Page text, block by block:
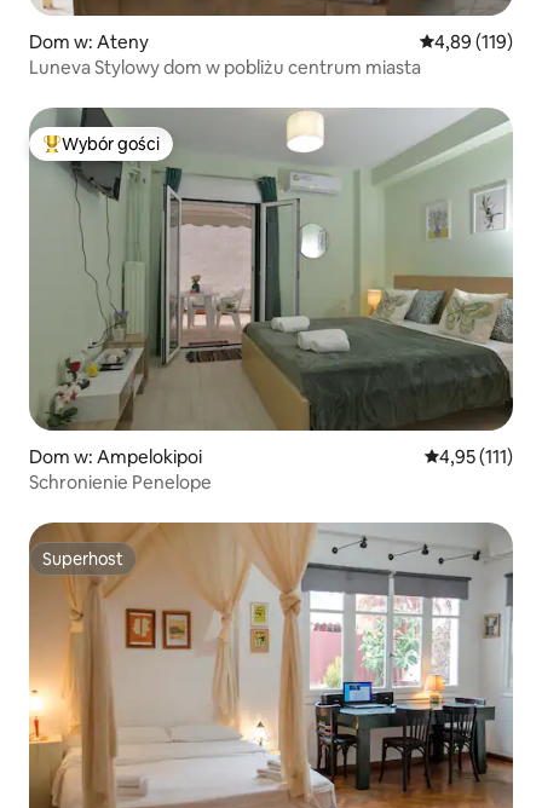
Dom w: Ateny Średnia
4,89 (119)
Luneva Stylowy dom w pobliżu centrum miasta
Najpopularniejsze z kategorii Wybór gości
Wybór gości
Dom w: Ampelokipoi Średnia
4,95 (111)
Schronienie Penelope
Superhost
Superhost